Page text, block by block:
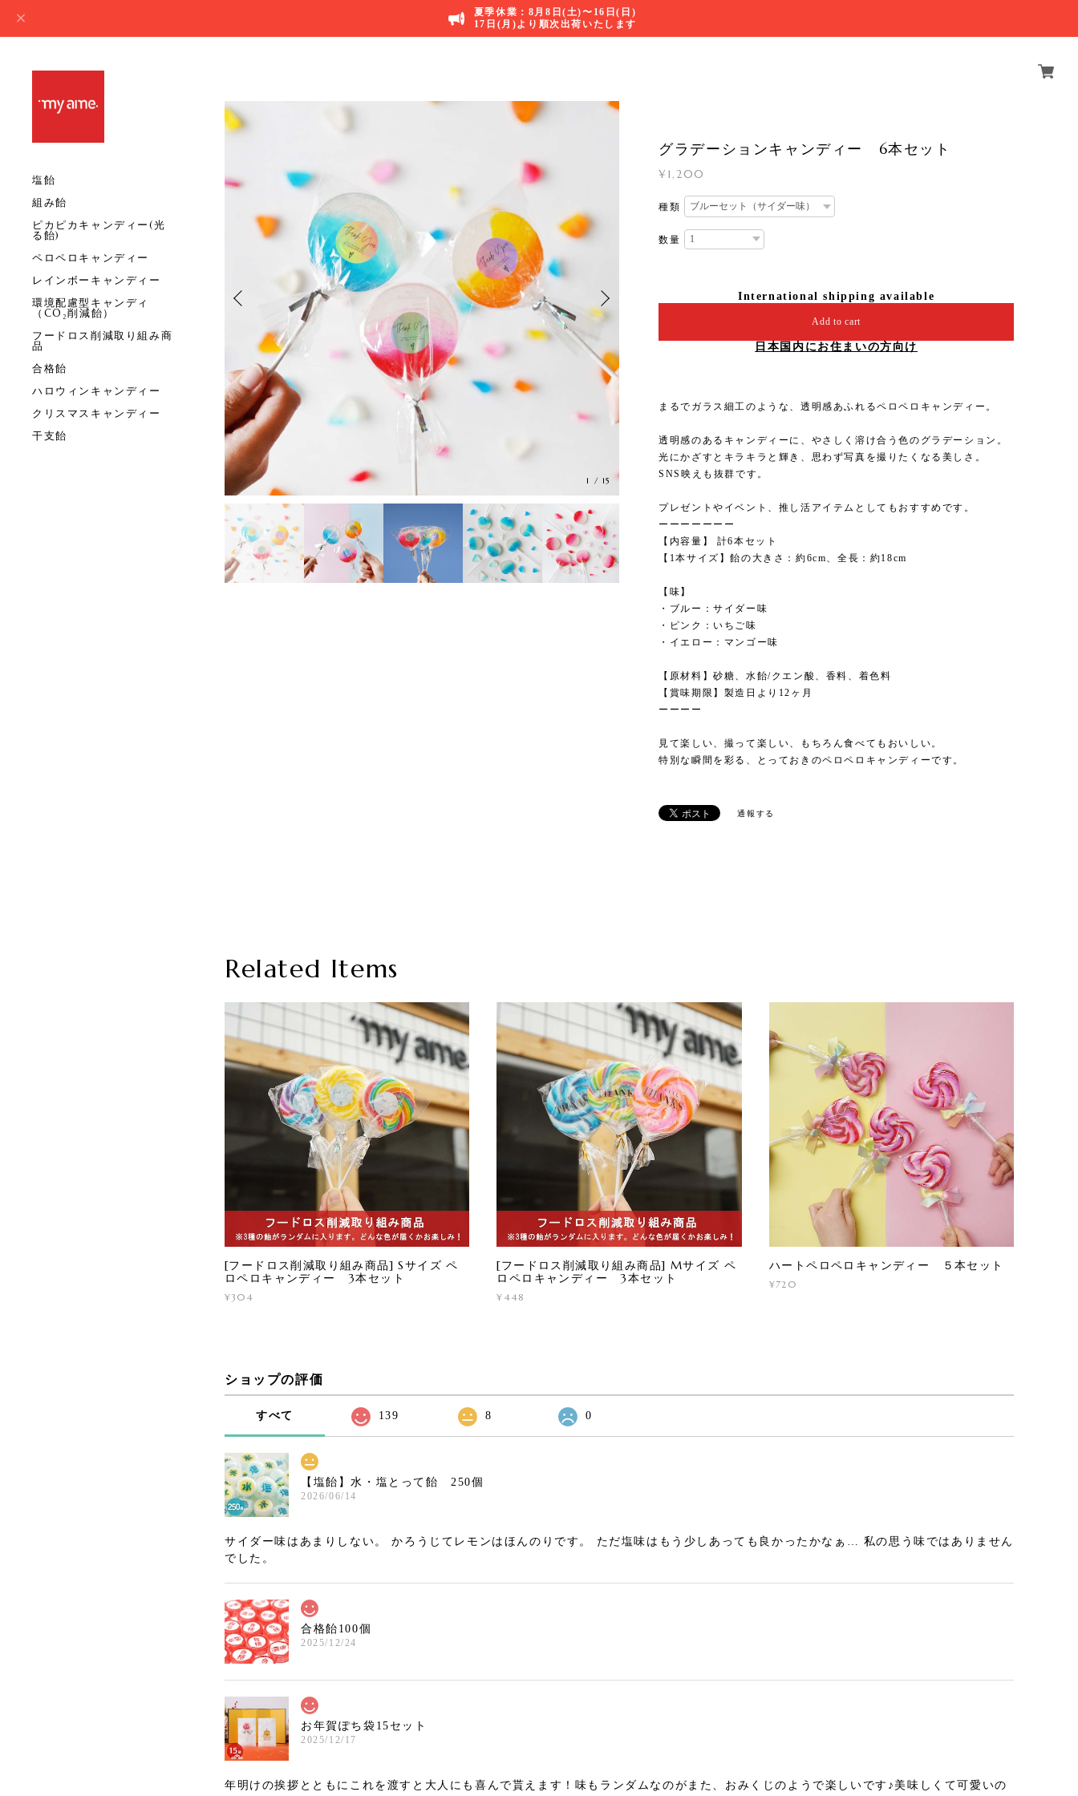
夏季休業：8月8日(土)〜16日(日)
17日(月)より順次出荷いたします
塩飴
組み飴
ピカピカキャンディー(光
る飴)
ペロペロキャンディー
レインボーキャンディー
環境配慮型キャンディ
（CO₂削減飴）
フードロス削減取り組み商
品
合格飴
ハロウィンキャンディー
クリスマスキャンディー
干支飴
1 / 15
グラデーションキャンディー 6本セット
¥1,200
種類
数量
International shipping available
Add to cart
日本国内にお住まいの方向け
まるでガラス細工のような、透明感あふれるペロペロキャンディー。
透明感のあるキャンディーに、やさしく溶け合う色のグラデーション。
光にかざすとキラキラと輝き、思わず写真を撮りたくなる美しさ。
SNS映えも抜群です。
プレゼントやイベント、推し活アイテムとしてもおすすめです。
ーーーーーーー
【内容量】 計6本セット
【1本サイズ】飴の大きさ：約6cm、全長：約18cm
【味】
・ブルー：サイダー味
・ピンク：いちご味
・イエロー：マンゴー味
【原材料】砂糖、水飴/クエン酸、香料、着色料
【賞味期限】製造日より12ヶ月
ーーーー
見て楽しい、撮って楽しい、もちろん食べてもおいしい。
特別な瞬間を彩る、とっておきのペロペロキャンディーです。
通報する
Related Items
[フードロス削減取り組み商品] Sサイズ ペ
ロペロキャンディー 3本セット
¥304
[フードロス削減取り組み商品] Mサイズ ペ
ロペロキャンディー 3本セット
¥448
ハートペロペロキャンディー ５本セット
¥720
ショップの評価
すべて 139 8 0
【塩飴】水・塩とって飴 250個
2026/06/14
サイダー味はあまりしない。 かろうじてレモンはほんのりです。 ただ塩味はもう少しあっても良かったかなぁ… 私の思う味ではありません
でした。
合格飴100個
2025/12/24
お年賀ぽち袋15セット
2025/12/17
年明けの挨拶とともにこれを渡すと大人にも喜んで貰えます！味もランダムなのがまた、おみくじのようで楽しいです♪美味しくて可愛いの